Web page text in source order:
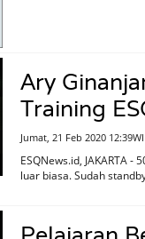
Ary
Training
Jumat, 21 Feb 2020
ESQNews.id, JAKARTA
luar biasa. Sudah